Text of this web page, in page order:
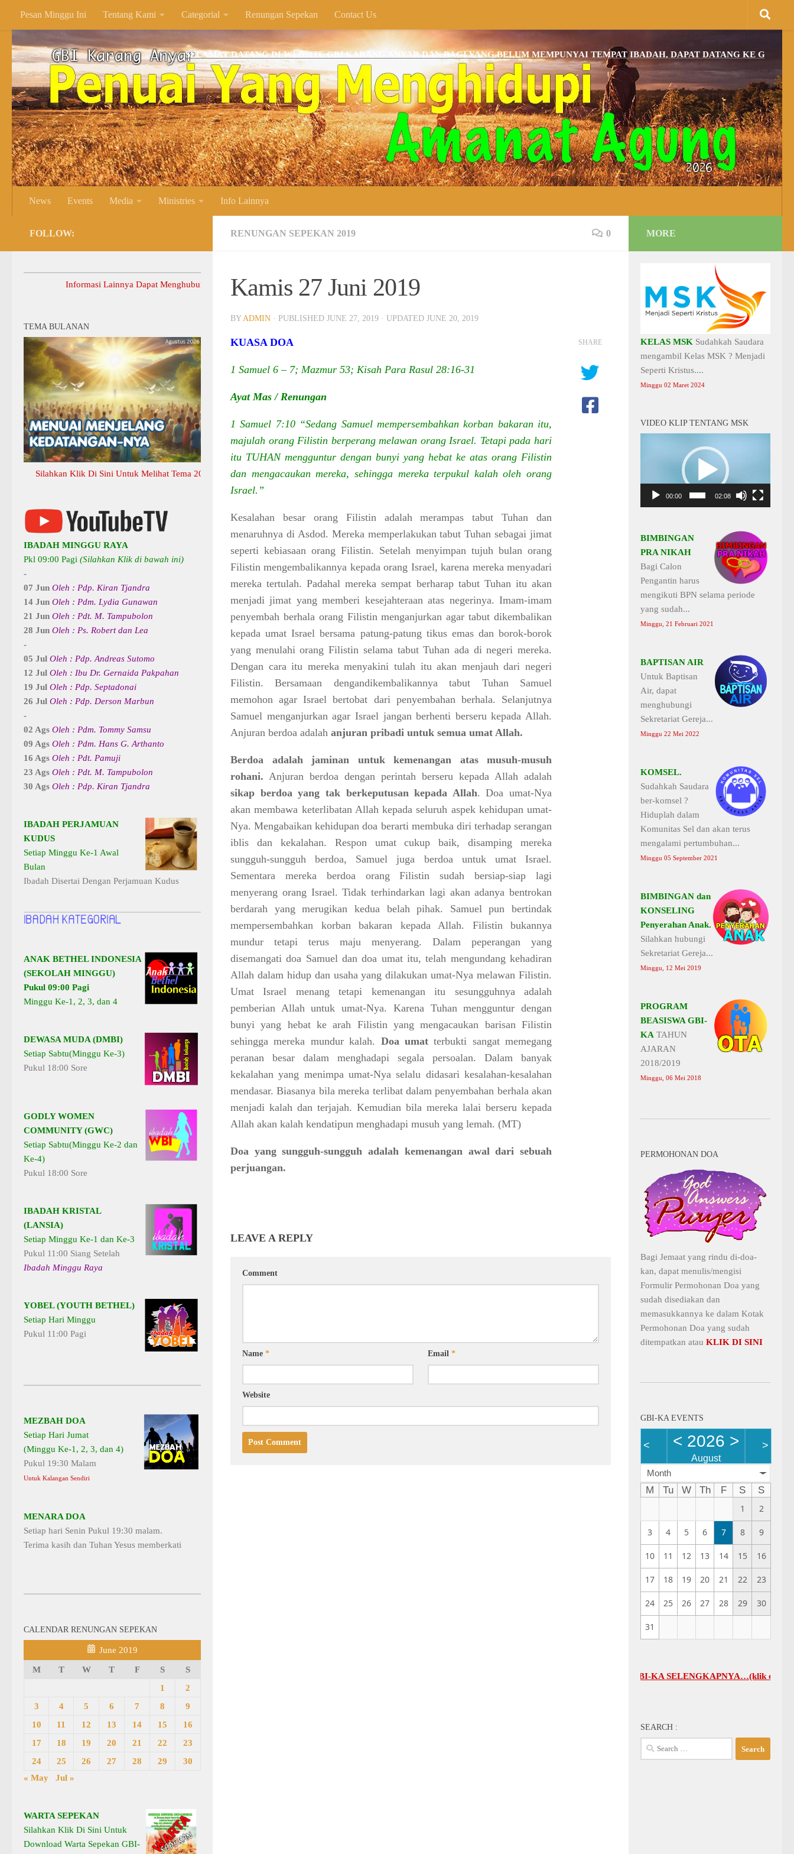
Skip to content
Pesan Minggu Ini Tentang Kami Categorial Renungan Sepekan Contact Us
SELAMAT DATANG DI WEBSITE GBI KARANG ANYAR DAN BAGI YANG BELUM MEMPUNYAI TEMPAT IBADAH, DAPAT DATANG KE GBI KARANG
News Events Media Ministries Info Lainnya
RENUNGAN SEPEKAN 2019 0
Kamis 27 Juni 2019
BYADMIN · PUBLISHED JUNE 27, 2019 · UPDATED JUNE 20, 2019
KUASA DOA
1 Samuel 6 – 7; Mazmur 53; Kisah Para Rasul 28:16-31
Ayat Mas / Renungan
1 Samuel 7:10 “Sedang Samuel mempersembahkan korban bakaran itu,
majulah orang Filistin berperang melawan orang Israel. Tetapi pada hari
itu TUHAN mengguntur dengan bunyi yang hebat ke atas orang Filistin
dan mengacaukan mereka, sehingga mereka terpukul kalah oleh orang
Israel.”
Kesalahan besar orang Filistin adalah merampas tabut Tuhan dan
menaruhnya di Asdod. Mereka memperlakukan tabut Tuhan sebagai jimat
seperti kebiasaan orang Filistin. Setelah menyimpan tujuh bulan orang
Filistin mengembalikannya kepada orang Israel, karena mereka menyadari
mereka tertulah. Padahal mereka sempat berharap tabut Tuhan itu akan
menjadi jimat yang memberi kesejahteraan atas negerinya. Imam-imam
penyembah berhala orang Filistin menganjurkan agar tabut dikembalikan
kepada umat Israel bersama patung-patung tikus emas dan borok-borok
yang menulahi orang Filistin selama tabut Tuhan ada di negeri mereka.
Dengan cara itu mereka menyakini tulah itu akan menjauh dari negeri
Filistin. Bersamaan dengandikembalikannya tabut Tuhan Samuel
memohon agar Israel bertobat dari penyembahan berhala. Selanjutnya
Samuel menganjurkan agar Israel jangan berhenti berseru kepada Allah.
Anjuran berdoa adalah anjuran pribadi untuk semua umat Allah.
Berdoa adalah jaminan untuk kemenangan atas musuh-musuh
rohani. Anjuran berdoa dengan perintah berseru kepada Allah adalah
sikap berdoa yang tak berkeputusan kepada Allah. Doa umat-Nya
akan membawa keterlibatan Allah kepada seluruh aspek kehidupan umat-
Nya. Mengabaikan kehidupan doa berarti membuka diri terhadap serangan
iblis dan kekalahan. Respon umat cukup baik, disamping mereka
sungguh-sungguh berdoa, Samuel juga berdoa untuk umat Israel.
Sementara mereka berdoa orang Filistin sudah bersiap-siap lagi
menyerang orang Israel. Tidak terhindarkan lagi akan adanya bentrokan
berdarah yang merugikan kedua belah pihak. Samuel pun bertindak
mempersembahkan korban bakaran kepada Allah. Filistin bukannya
mundur tetapi terus maju menyerang. Dalam peperangan yang
disemangati doa Samuel dan doa umat itu, telah mengundang kehadiran
Allah dalam hidup dan usaha yang dilakukan umat-Nya melawan Filistin.
Umat Israel menang tetapi kemenangan itu sesungguhnya adalah
pemberian Allah untuk umat-Nya. Karena Tuhan mengguntur dengan
bunyi yang hebat ke arah Filistin yang mengacaukan barisan Filistin
sehingga mereka mundur kalah. Doa umatterbukti sangat memegang
peranan besar dalam menghadapi segala persoalan. Dalam banyak
kekalahan yang menimpa umat-Nya selalu didasari kesalahan-kesalahan
mendasar. Biasanya bila mereka terlibat dalam penyembahan berhala akan
menjadi kalah dan terjajah. Kemudian bila mereka lalai berseru kepada
Allah akan kalah kendatipun menghadapi musuh yang lemah. (MT)
Doa yang sungguh-sungguh adalah kemenangan awal dari sebuah
perjuangan.
SHARE
LEAVE A REPLY
Comment
Name * Email*
Website
FOLLOW:
Informasi Lainnya Dapat Menghubungi Sekretariat GBI Karang Anyar.
TEMA BULANAN
Klik Di Sini Untuk Melihat Tema 2026 Selengkapnya
IBADAH MINGGU RAYA
Pkl 09:00 Pagi (Silahkan Klik di bawah ini)
-
07 Jun Oleh : Pdp. Kiran Tjandra
14 Jun Oleh : Pdm. Lydia Gunawan
21 Jun Oleh : Pdt. M. Tampubolon
28 Jun Oleh : Ps. Robert dan Lea
-
05 Jul Oleh : Pdp. Andreas Sutomo
12 Jul Oleh : Ibu Dr. Gernaida Pakpahan
19 Jul Oleh : Pdp. Septadonai
26 Jul Oleh : Pdp. Derson Marbun
-
02 Ags Oleh : Pdm. Tommy Samsu
09 Ags Oleh : Pdm. Hans G. Arthanto
16 Ags Oleh : Pdt. Pamuji
23 Ags Oleh : Pdt. M. Tampubolon
30 Ags Oleh : Pdp. Kiran Tjandra
IBADAH PERJAMUAN
KUDUS
Setiap Minggu Ke-1 Awal
Bulan
Ibadah Disertai Dengan Perjamuan Kudus
ANAK BETHEL INDONESIA
(SEKOLAH MINGGU)
Pukul 09:00 Pagi
Minggu Ke-1, 2, 3, dan 4
DEWASA MUDA (DMBI)
Setiap Sabtu(Minggu Ke-3)
Pukul 18:00 Sore
GODLY WOMEN
COMMUNITY (GWC)
Setiap Sabtu(Minggu Ke-2 dan
Ke-4)
Pukul 18:00 Sore
IBADAH KRISTAL
(LANSIA)
Setiap Minggu Ke-1 dan Ke-3
Pukul 11:00 Siang Setelah
Ibadah Minggu Raya
YOBEL (YOUTH BETHEL)
Setiap Hari Minggu
Pukul 11:00 Pagi
MEZBAH DOA
Setiap Hari Jumat
(Minggu Ke-1, 2, 3, dan 4)
Pukul 19:30 Malam
Untuk Kalangan Sendiri
MENARA DOA
Setiap hari Senin Pukul 19:30 malam.
Terima kasih dan Tuhan Yesus memberkati
CALENDAR RENUNGAN SEPEKAN
June 2019
M T W T F S
S
1
2
3
4 5 6 7 8
9
10
11 12 13 14 15
16
17
18 19 20 21 22
23
24
25 26 27 28 29
30
« May
Jul »
WARTA SEPEKAN
Silahkan Klik Di Sini Untuk
Download Warta Sepekan GBI-
MORE
KELAS MSK Sudahkah Saudara
mengambil Kelas MSK ? Menjadi
Seperti Kristus....
Minggu 02 Maret 2024
VIDEO KLIP TENTANG MSK
00:00 02:08
BIMBINGAN
PRA NIKAH
Bagi Calon
Pengantin harus
mengikuti BPN selama periode
yang sudah...
Minggu, 21 Februari 2021
BAPTISAN AIR
Untuk Baptisan
Air, dapat
menghubungi
Sekretariat Gereja...
Minggu 22 Mei 2022
KOMSEL.
Sudahkah Saudara
ber-komsel ?
Hiduplah dalam
Komunitas Sel dan akan terus
mengalami pertumbuhan...
Minggu 05 September 2021
BIMBINGAN dan
KONSELING
Penyerahan Anak.
Silahkan hubungi
Sekretariat Gereja...
Minggu, 12 Mei 2019
PROGRAM
BEASISWA GBI-
KA TAHUN
AJARAN
2018/2019
Minggu, 06 Mei 2018
PERMOHONAN DOA
Bagi Jemaat yang rindu di-doa-
kan, dapat menulis/mengisi
Formulir Permohonan Doa yang
sudah disediakan dan
memasukkannya ke dalam Kotak
Permohonan Doa yang sudah
ditempatkan atau KLIK DI SINI
GBI-KA EVENTS
< < 2026 >
August
>
Month
M Tu W Th F S
S
1
2
3 4 5 6 7 8 9
10 11 12 13 14 15 16
17 18 19 20 21 22 23
24 25 26 27 28 29 30
31
JADWAL UMUM GBI-KA SELENGKAPNYA…(klik di sini)
SEARCH :
Search
for: